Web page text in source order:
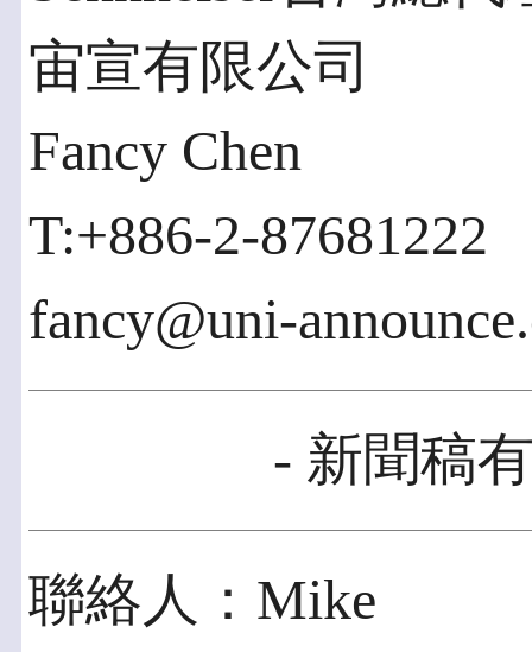
宙宣有限公司
Fancy Chen
T:+886-2-87681222
fancy@uni-
- 新聞稿
聯絡人：Mike